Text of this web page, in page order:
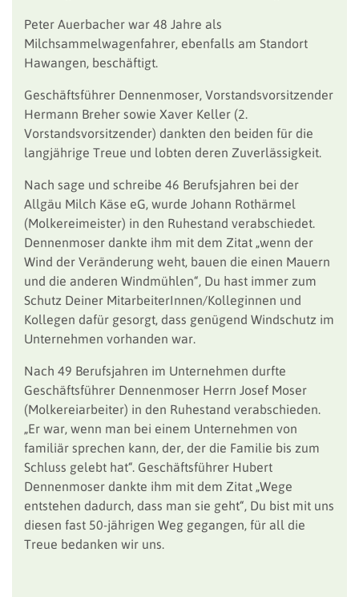
Peter Auerbacher war 48 Jahre als
Milchsammelwagenfahrer, ebenfalls am Standort
Hawangen, beschäftigt.
Geschäftsführer Dennenmoser, Vorstandsvorsitzender
Hermann Breher sowie Xaver Keller (2.
Vorstandsvorsitzender) dankten den beiden für die
langjährige Treue und lobten deren Zuverlässigkeit.
Nach sage und schreibe 46 Berufsjahren bei der
Allgäu Milch Käse eG, wurde Johann Rothärmel
(Molkereimeister) in den Ruhestand verabschiedet.
Dennenmoser dankte ihm mit dem Zitat „wenn der
Wind der Veränderung weht, bauen die einen Mauern
und die anderen Windmühlen“, Du hast immer zum
Schutz Deiner MitarbeiterInnen/Kolleginnen und
Kollegen dafür gesorgt, dass genügend Windschutz im
Unternehmen vorhanden war.
Nach 49 Berufsjahren im Unternehmen durfte
Geschäftsführer Dennenmoser Herrn Josef Moser
(Molkereiarbeiter) in den Ruhestand verabschieden.
„Er war, wenn man bei einem Unternehmen von
familiär sprechen kann, der, der die Familie bis zum
Schluss gelebt hat“. Geschäftsführer Hubert
Dennenmoser dankte ihm mit dem Zitat „Wege
entstehen dadurch, dass man sie geht“, Du bist mit uns
diesen fast 50-jährigen Weg gegangen, für all die
Treue bedanken wir uns.